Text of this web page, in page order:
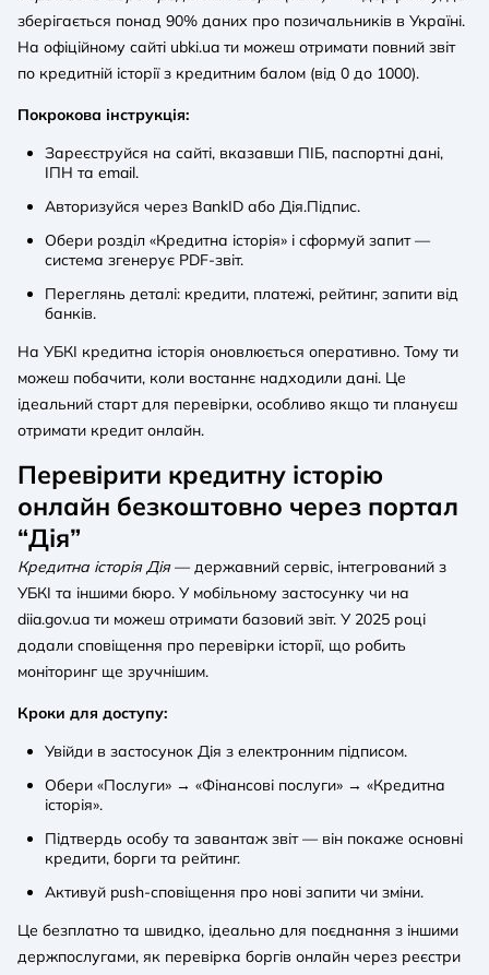
зберігається понад 90% даних про позичальників в Україні.
На офіційному сайті ubki.ua ти можеш отримати повний звіт
по кредитній історії з кредитним балом (від 0 до 1000).
Покрокова інструкція:
Зареєструйся на сайті, вказавши ПІБ, паспортні дані,
ІПН та email.
Авторизуйся через BankID або Дія.Підпис.
Обери розділ «Кредитна історія» і сформуй запит —
система згенерує PDF-звіт.
Переглянь деталі: кредити, платежі, рейтинг, запити від
банків.
На УБКІ кредитна історія оновлюється оперативно. Тому ти
можеш побачити, коли востаннє надходили дані. Це
ідеальний старт для перевірки, особливо якщо ти плануєш
отримати кредит онлайн.
Перевірити кредитну історію
онлайн безкоштовно через портал
“Дія”
Кредитна історія Дія— державний сервіс, інтегрований з
УБКІ та іншими бюро. У мобільному застосунку чи на
diia.gov.ua ти можеш отримати базовий звіт. У 2025 році
додали сповіщення про перевірки історії, що робить
моніторинг ще зручнішим.
Кроки для доступу:
Увійди в застосунок Дія з електронним підписом.
Обери «Послуги» → «Фінансові послуги» → «Кредитна
історія».
Підтвердь особу та завантаж звіт — він покаже основні
кредити, борги та рейтинг.
Активуй push-сповіщення про нові запити чи зміни.
Це безплатно та швидко, ідеально для поєднання з іншими
держпослугами, як перевірка боргів онлайн через реєстри